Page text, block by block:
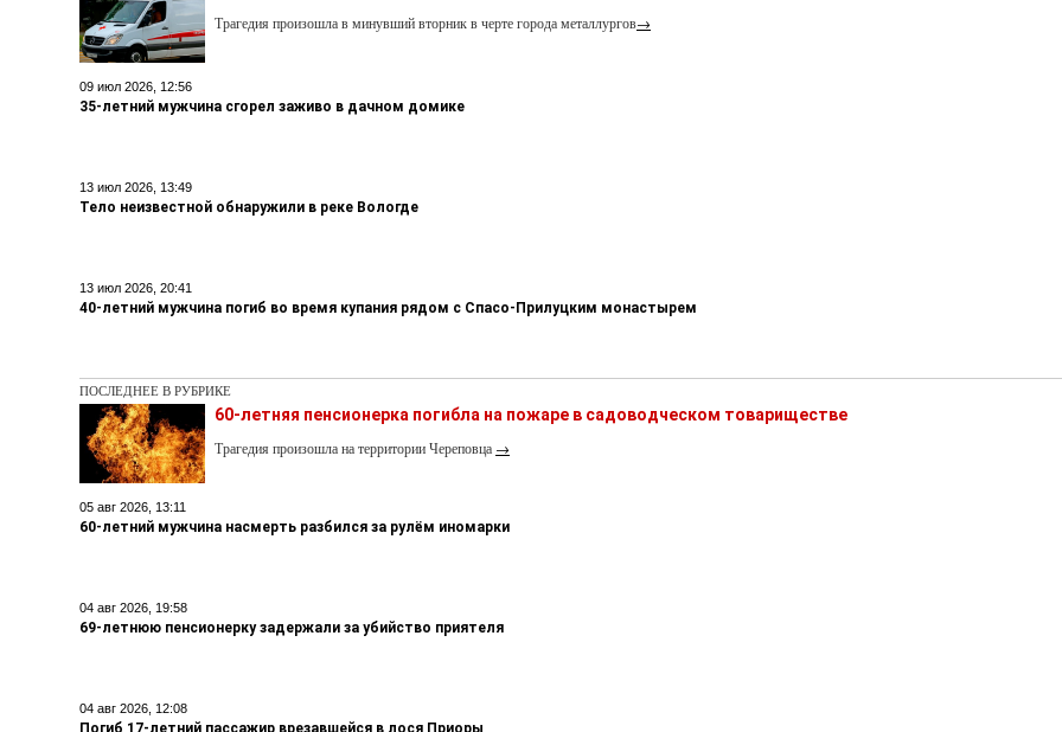
Трагедия произошла в минувший вторник в черте города металлургов→
09 июл 2026, 12:56
35-летний мужчина сгорел заживо в дачном домике
13 июл 2026, 13:49
Тело неизвестной обнаружили в реке Вологде
13 июл 2026, 20:41
40-летний мужчина погиб во время купания рядом с Спасо-Прилуцким монастырем
ПОСЛЕДНЕЕ В РУБРИКЕ
60-летняя пенсионерка погибла на пожаре в садоводческом товариществе
Трагедия произошла на территории Череповца →
05 авг 2026, 13:11
60-летний мужчина насмерть разбился за рулём иномарки
04 авг 2026, 19:58
69-летнюю пенсионерку задержали за убийство приятеля
04 авг 2026, 12:08
Погиб 17-летний пассажир врезавшейся в лося Приоры